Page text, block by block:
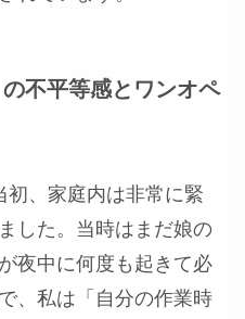
不平等感とワンオペ
初、家庭内は非常に緊
した。当時はまだ娘の
夜中に何度も起きて必
、私は「自分の作業時